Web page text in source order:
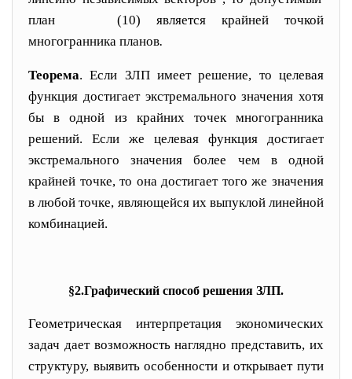
план
(10)является крайней точкой
многогранника планов.
Теорема. Если ЗЛП имеет решение, то целевая
функция достигает экстремального значения хотя
бы в одной из крайних точек многогранника
решений. Если же целевая функция достигает
экстремального значения более чем в одной
крайней точке, то она достигает того же значения
в любой точке, являющейся их выпуклой линейной
комбинацией.
§2.Графический способ решения ЗЛП.
Геометрическая интерпретация экономических
задач дает возможность наглядно представить, их
структуру, выявить особенности и открывает пути